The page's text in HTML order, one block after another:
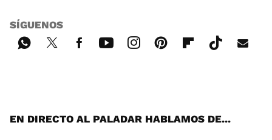
SÍGUENOS
EN DIRECTO AL PALADAR HABLAMOS DE...